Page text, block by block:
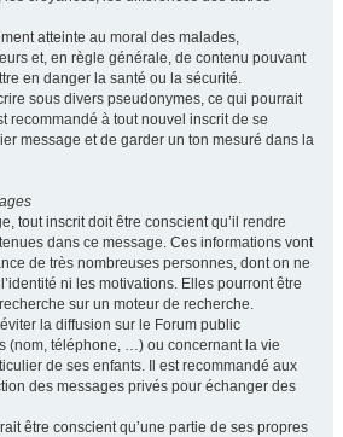
atteinte au moral des malades,
et, en règle générale, de contenu pouvant
en danger la santé ou la sécurité.
sous divers pseudonymes, ce qui pourrait
recommandé à tout nouvel inscrit de se
message et de garder un ton mesuré dans la
tout inscrit doit être conscient qu’il rendre
dans ce message. Ces informations vont
de très nombreuses personnes, dont on ne
ni les motivations. Elles pourront être
sur un moteur de recherche.
la diffusion sur le Forum public
(nom, téléphone, …) ou concernant la vie
de ses enfants. Il est recommandé aux
des messages privés pour échanger des
être conscient qu’une partie de ses propres